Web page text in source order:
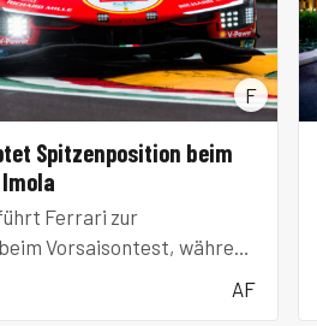
F
Spitzenposition beim
Ferrari zur
Vorsaisontest, während
heranrückt.
AF